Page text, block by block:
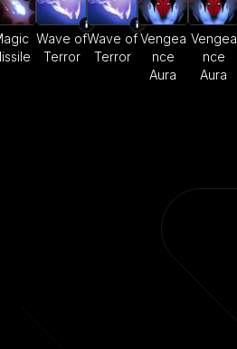
Wave of
Terror
Wave of
Terror
Vengea
nce
Aura
Vengea
nce
Aura